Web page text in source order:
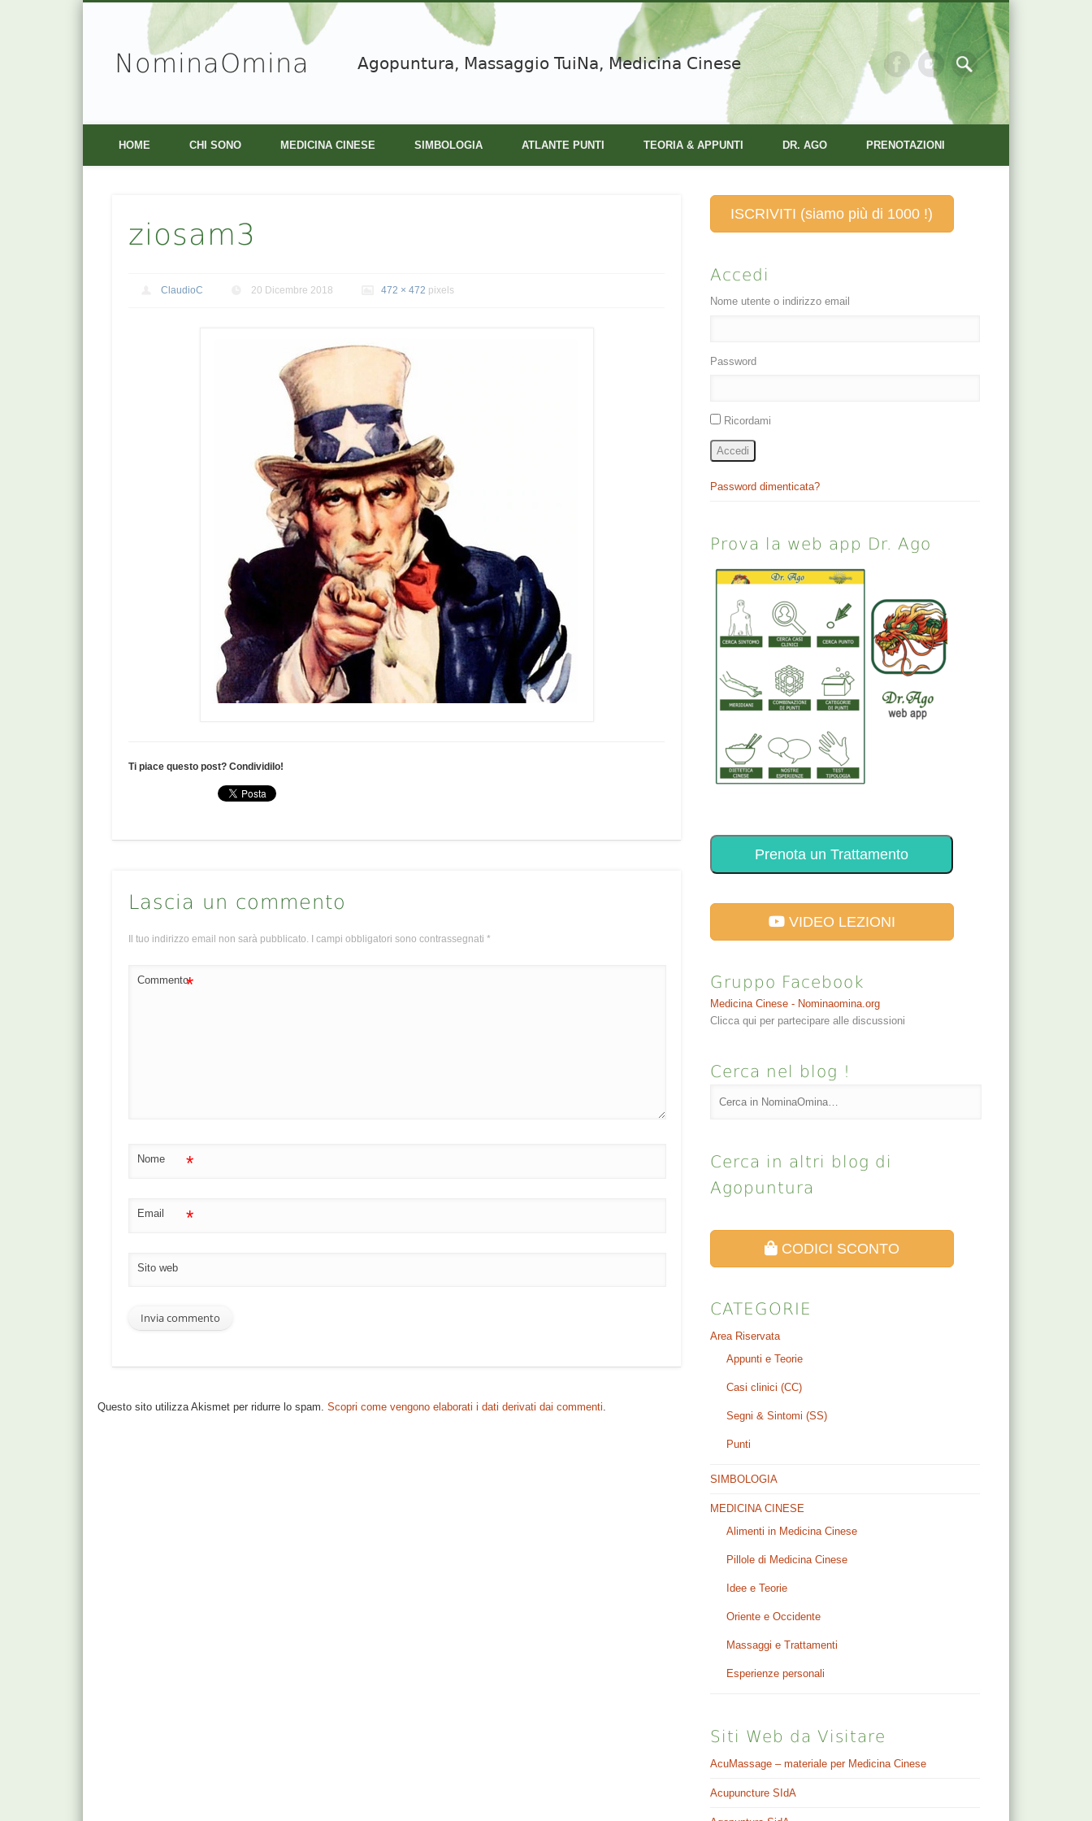
NominaOmina Agopuntura, Massaggio TuiNa, Medicina Cinese
Vimeo
HOME CHI SONO MEDICINA CINESE SIMBOLOGIA ATLANTE PUNTI TEORIA & APPUNTI DR. AGO PRENOTAZIONI
ziosam3
ClaudioC 20 Dicembre 2018 472 × 472 pixels
Ti piace questo post? Condividilo!
Lascia un commento
Il tuo indirizzo email non sarà pubblicato. I campi obbligatori sono contrassegnati*
Commento*
Nome *
Email *
Sito web
Questo sito utilizza Akismet per ridurre lo spam.Scopri come vengono elaborati i dati derivati dai commenti
ISCRIVITI (siamo più di 1000 !)
Accedi
Nome utente o indirizzo email
Password
Ricordami
Accedi
Password dimenticata?
Prova la web app Dr. Ago
Prenota un Trattamento
VIDEO LEZIONI
Gruppo Facebook
Medicina Cinese - Nominaomina.org
Clicca qui per partecipare alle discussioni
Cerca nel blog !
Cerca in altri blog di
Agopuntura
CODICI SCONTO
CATEGORIE
Area Riservata
Appunti e Teorie
Casi clinici (CC)
Segni & Sintomi (SS)
Punti
SIMBOLOGIA
MEDICINA CINESE
Alimenti in Medicina Cinese
Pillole di Medicina Cinese
Idee e Teorie
Oriente e Occidente
Massaggi e Trattamenti
Esperienze personali
Siti Web da Visitare
AcuMassage – materiale per Medicina Cinese
Acupuncture SIdA